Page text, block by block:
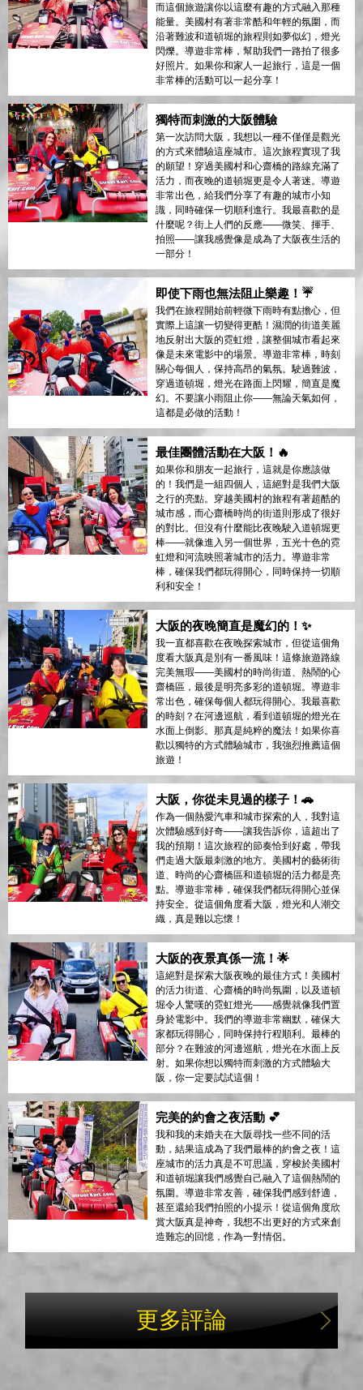
而這個旅遊讓你以這麼有趣的方式融入那種
能量。美國村有著非常酷和年輕的氛圍，而
沿著難波和道頓堀的旅程則如夢似幻，燈光
閃爍。導遊非常棒，幫助我們一路拍了很多
好照片。如果你和家人一起旅行，這是一個
非常棒的活動可以一起分享！
獨特而刺激的大阪體驗
第一次訪問大阪，我想以一種不僅僅是觀光
的方式來體驗這座城市。這次旅程實現了我
的願望！穿過美國村和心齋橋的路線充滿了
活力，而夜晚的道頓堀更是令人著迷。導遊
非常出色，給我們分享了有趣的城市小知
識，同時確保一切順利進行。我最喜歡的是
什麼呢？街上人們的反應——微笑、揮手、
拍照——讓我感覺像是成為了大阪夜生活的
一部分！
即使下雨也無法阻止樂趣！☔
我們在旅程開始前輕微下雨時有點擔心，但
實際上這讓一切變得更酷！濕潤的街道美麗
地反射出大阪的霓虹燈，讓整個城市看起來
像是未來電影中的場景。導遊非常棒，時刻
關心每個人，保持高昂的氣氛。駛過難波，
穿過道頓堀，燈光在路面上閃耀，簡直是魔
幻。不要讓小雨阻止你——無論天氣如何，
這都是必做的活動！
最佳團體活動在大阪！🔥
如果你和朋友一起旅行，這就是你應該做
的！我們是一組四個人，這絕對是我們大阪
之行的亮點。穿越美國村的旅程有著超酷的
城市感，而心齋橋時尚的街道則形成了很好
的對比。但沒有什麼能比夜晚駛入道頓堀更
棒——就像進入另一個世界，五光十色的霓
虹燈和河流映照著城市的活力。導遊非常
棒，確保我們都玩得開心，同時保持一切順
利和安全！
大阪的夜晚簡直是魔幻的！✨
我一直都喜歡在夜晚探索城市，但從這個角
度看大阪真是別有一番風味！這條旅遊路線
完美無瑕——美國村的時尚街道、熱鬧的心
齋橋區，最後是明亮多彩的道頓堀。導遊非
常出色，確保每個人都玩得開心。我最喜歡
的時刻？在河邊巡航，看到道頓堀的燈光在
水面上倒影。那真是純粹的魔法！如果你喜
歡以獨特的方式體驗城市，我強烈推薦這個
旅遊！
大阪，你從未見過的樣子！🚗
作為一個熱愛汽車和城市探索的人，我對這
次體驗感到好奇——讓我告訴你，這超出了
我的預期！這次旅程的節奏恰到好處，帶我
們走過大阪最刺激的地方。美國村的藝術街
道、時尚的心齋橋區和道頓堀的活力都是亮
點。導遊非常棒，確保我們都玩得開心並保
持安全。從這個角度看大阪，燈光和人潮交
織，真是難以忘懷！
大阪的夜景真係一流！🌟
這絕對是探索大阪夜晚的最佳方式！美國村
的活力街道、心齋橋的時尚氛圍，以及道頓
堀令人驚嘆的霓虹燈光——感覺就像我們置
身於電影中。我們的導遊非常幽默，確保大
家都玩得開心，同時保持行程順利。最棒的
部分？在難波的河邊巡航，燈光在水面上反
射。如果你想以獨特而刺激的方式體驗大
阪，你一定要試試這個！
完美的約會之夜活動 💕
我和我的未婚夫在大阪尋找一些不同的活
動，結果這成為了我們最棒的約會之夜！這
座城市的活力真是不可思議，穿梭於美國村
和道頓堀讓我們感覺自己融入了這個熱鬧的
氛圍。導遊非常友善，確保我們感到舒適，
甚至還給我們拍照的小提示！從這個角度欣
賞大阪真是神奇，我想不出更好的方式來創
造難忘的回憶，作為一對情侶。
更多評論